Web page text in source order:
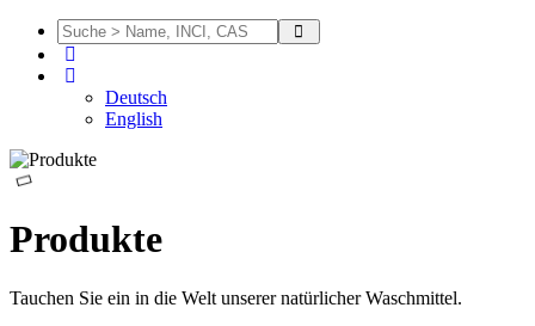
Deutsch
English
Produkte
Tauchen Sie ein in die Welt unserer natürlicher Waschmittel.